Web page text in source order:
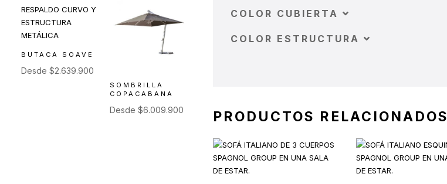
COLOR CUBIERTA
COLOR ESTRUCTURA
PRODUCTOS RELACIONADOS
Apoyabrazos
Butacas de Exterior(6)
Banquetas y Poufs de
Exterior
BUTACA SOAVE
Desde $2.639.900
SOMBRILLA
COPACABANA
Desde $6.009.900